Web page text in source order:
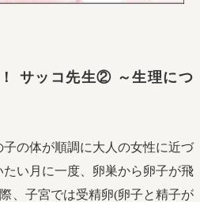
！ サッコ先生② ～生理につ
の体が順調に大人の女性に近づ
い月に一度、卵巣から卵子が飛
、子宮では受精卵(卵子と精子が